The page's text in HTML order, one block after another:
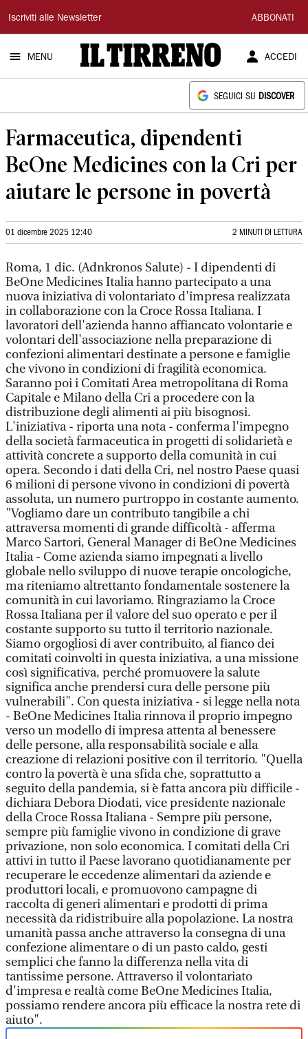
Il
Tirreno
Iscriviti alle Newsletter ABBONATI
MENU ACCEDI
SEGUICI SU DISCOVER
Farmaceutica, dipendenti
BeOne Medicines con la Cri per
aiutare le persone in povertà
01 dicembre 2025 12:40 2 MINUTI DI LETTURA
Roma, 1 dic. (Adnkronos Salute) - I dipendenti di
BeOne Medicines Italia hanno partecipato a una
nuova iniziativa di volontariato d'impresa realizzata
in collaborazione con la Croce Rossa Italiana. I
lavoratori dell'azienda hanno affiancato volontarie e
volontari dell'associazione nella preparazione di
confezioni alimentari destinate a persone e famiglie
che vivono in condizioni di fragilità economica.
Saranno poi i Comitati Area metropolitana di Roma
Capitale e Milano della Cri a procedere con la
distribuzione degli alimenti ai più bisognosi.
L'iniziativa - riporta una nota - conferma l'impegno
della società farmaceutica in progetti di solidarietà e
attività concrete a supporto della comunità in cui
opera. Secondo i dati della Cri, nel nostro Paese quasi
6 milioni di persone vivono in condizioni di povertà
assoluta, un numero purtroppo in costante aumento.
"Vogliamo dare un contributo tangibile a chi
attraversa momenti di grande difficoltà - afferma
Marco Sartori, General Manager di BeOne Medicines
Italia - Come azienda siamo impegnati a livello
globale nello sviluppo di nuove terapie oncologiche,
ma riteniamo altrettanto fondamentale sostenere la
comunità in cui lavoriamo. Ringraziamo la Croce
Rossa Italiana per il valore del suo operato e per il
costante supporto su tutto il territorio nazionale.
Siamo orgogliosi di aver contribuito, al fianco dei
comitati coinvolti in questa iniziativa, a una missione
così significativa, perché promuovere la salute
significa anche prendersi cura delle persone più
vulnerabili". Con questa iniziativa - si legge nella nota
- BeOne Medicines Italia rinnova il proprio impegno
verso un modello di impresa attenta al benessere
delle persone, alla responsabilità sociale e alla
creazione di relazioni positive con il territorio. "Quella
contro la povertà è una sfida che, soprattutto a
seguito della pandemia, si è fatta ancora più difficile -
dichiara Debora Diodati, vice presidente nazionale
della Croce Rossa Italiana - Sempre più persone,
sempre più famiglie vivono in condizione di grave
privazione, non solo economica. I comitati della Cri
attivi in tutto il Paese lavorano quotidianamente per
recuperare le eccedenze alimentari da aziende e
produttori locali, e promuovono campagne di
raccolta di generi alimentari e prodotti di prima
necessità da ridistribuire alla popolazione. La nostra
umanità passa anche attraverso la consegna di una
confezione alimentare o di un pasto caldo, gesti
semplici che fanno la differenza nella vita di
tantissime persone. Attraverso il volontariato
d'impresa e realtà come BeOne Medicines Italia,
possiamo rendere ancora più efficace la nostra rete di
aiuto".